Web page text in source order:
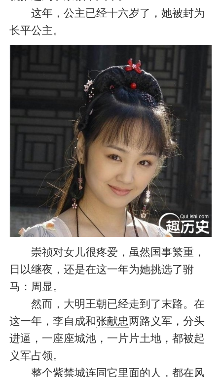
这年，公主已经十六岁了，她被封为
长平公主。
崇祯对女儿很疼爱，虽然国事繁重，
日以继夜，还是在这一年为她挑选了驸
马：周显。
然而，大明王朝已经走到了末路。在
这一年，李自成和张献忠两路义军，分头
进逼，一座座城池，一片片土地，都被起
义军占领。
整个紫禁城连同它里面的人，都在风